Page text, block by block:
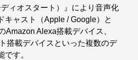
ディオスタート）』により音声化
キャスト（Apple / Google）と
Amazon Alexa搭載デバイス、
搭載デバイスといった複数のデ
です。